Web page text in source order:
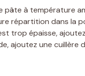
pâte à température
répartition dans la
trop épaisse,
ajoutez une cuillère